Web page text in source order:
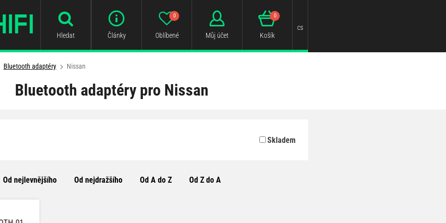
Hledat Články Oblíbené
0
Můj účet Košík
0
cs
Bluetooth adaptéry Nissan
Bluetooth adaptéry pro Nissan
Skladem
Od nejlevnějšího Od nejdražšího Od A do Z Od Z do A